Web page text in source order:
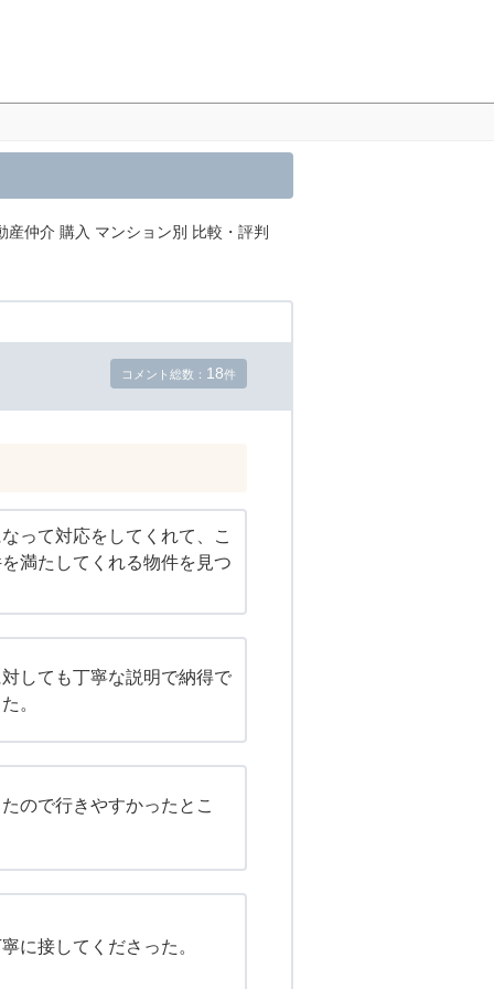
産仲介 購入 マンション別 比較・評判
コメント総数： 18件
って対応をしてくれて、こ
満たしてくれる物件を見つ
しても丁寧な説明で納得で
。
ので行きやすかったとこ
に接してくださった。